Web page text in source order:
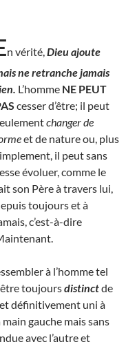
n vérité, Dieu ajoute
ne retranche jamais
L’homme NE PEUT
cesser d’être; il peut
changer de
et de nature ou, plus
il peut sans
évoluer, comme le
son Père à travers lui,
toujours et à
c’est-à-dire
à l’homme tel
être toujoursdistinctde
définitivement uni à
gauche mais sans
avec l’autre et